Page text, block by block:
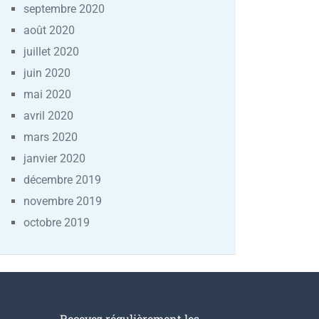
septembre 2020
août 2020
juillet 2020
juin 2020
mai 2020
avril 2020
mars 2020
janvier 2020
décembre 2019
novembre 2019
octobre 2019